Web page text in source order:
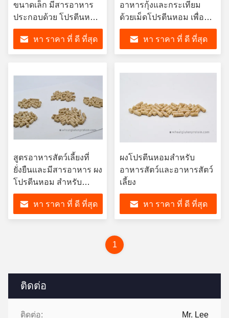
ติดต่อ
ติดต่อ: Mr. Lee
ขนาดเล็ก มีสารอาหาร
ประกอบด้วย โปรตีนหญ้า
สําหรับกระต่าย แฮมส
เตอร์และหมูอินเดีย
หา ราคา ที่ ดี ที่สุด
อาหารกุ้งและกระเทียม
ด้วยเม็ดโปรตีนหอม เพื่อ
การเติบโตและการทํางาน
ของภูมิคุ้มกันที่ดีขึ้น
หา ราคา ที่ ดี ที่สุด
สูตรอาหารสัตว์เลี้ยงที่
ยั่งยืนและมีสารอาหาร ผง
โปรตีนหอม สําหรับ
อาหารสัตว์และอาหาร
สัตว์เลี้ยงหา ราคา ที่ ดี ที่สุด
ผงโปรตีนหอมสําหรับ
อาหารสัตว์และอาหารสัตว์
เลี้ยง
หา ราคา ที่ ดี ที่สุด
1